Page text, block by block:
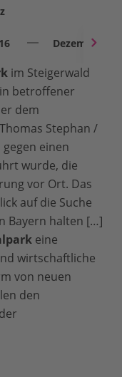
Dezember
im Steigerwald
in betroffener
dem
Stephan /
einen
wurde, die
vor Ort. Das
auf die Suche
Bayern halten […]
eine
wirtschaftliche
von neuen
den